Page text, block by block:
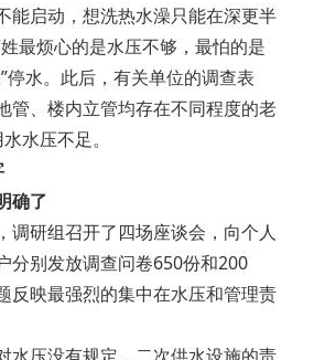
能启动，想洗热水澡只能在深更半
最烦心的是水压不够，最怕的是
停水。此后，有关单位的调查表
管、楼内立管均存在不同程度的老
水压不足。
确了
调研组召开了四场座谈会，向个人
分别发放调查问卷650份和200
反映最强烈的集中在水压和管理责